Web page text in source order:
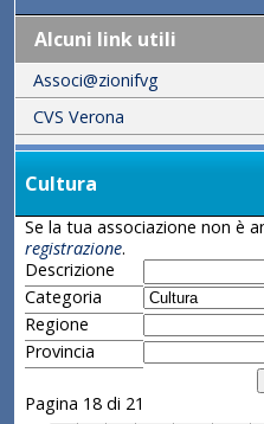
Alcuni link utili
Associ@zionifvg
CVS Verona
Cultura
Se la tua associazione non è
registrazione.
Descrizione
Categoria
Regione
Provincia
Pagina 18 di 21